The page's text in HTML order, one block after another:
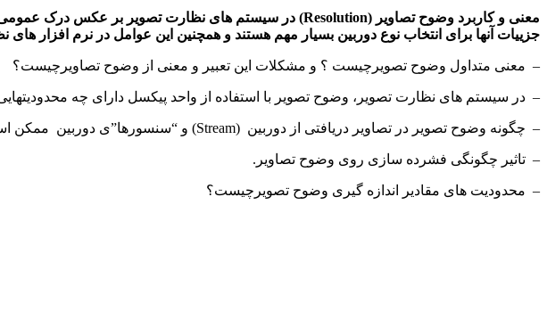
جزییات آنها برای انتخاب نوع دوربین بسیار مهم هستند و همچنین این عوامل در نرم افزار
– معنی متداول وضوح تصویرچیست ؟ و مشکلات این تعبیر و معنی از وضوح تصاویرچیست؟
– در سیستم های نظارت تصویر، وضوح تصویر با استفاده از واحد پیکسل دارای چه
– چگونه وضوح تصویر در تصاویر دریافتی از دوربین (Stream) و “سنسورها”ی دوربین ممکن است متفاوت باشد.
– تاثیر چگونگی فشرده سازی روی وضوح تصاویر.
– محدودیت های مقادیر اندازه گیری وضوح تصويرچیست؟